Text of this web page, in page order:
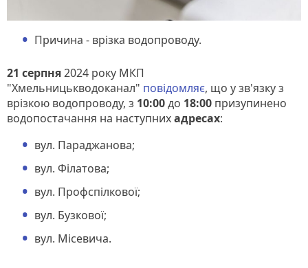
Причина - врізка водопроводу.
21 серпня2024 року МКП
"Хмельницькводоканал" повідомляє, що у зв'язку з
врізкою водопроводу, з 10:00до 18:00 призупинено
водопостачання на наступнихадресах:
вул. Параджанова;
вул. Філатова;
вул. Профспілкової;
вул. Бузкової;
вул. Місевича.